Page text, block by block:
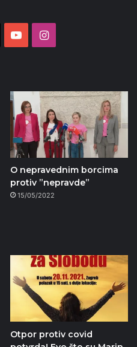
YouTubeInstagram
O nepravednim borcima
protiv ”nepravde”
15/05/2022
Otpor protiv covid